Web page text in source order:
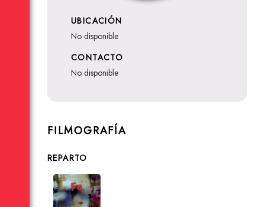
UBICACIÓN
no disponible
CONTACTO
no disponible
FILMOGRAFÍA
REPARTO